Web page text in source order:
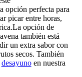
opción perfecta para
picar entre horas,
opción de
también está
un extra sabor con
secos. También
desayunoen nuestra